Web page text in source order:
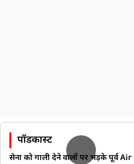
पॉडकास्ट
सेना को गाली देने वालों पर भड़के पूर्व Air